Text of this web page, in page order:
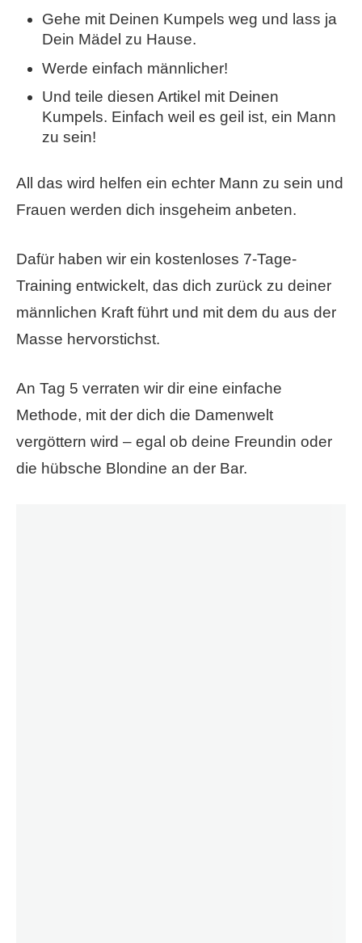
Gehe mit Deinen Kumpels weg und lass ja
Dein Mädel zu Hause.
Werde einfach männlicher!
Und teile diesen Artikel mit Deinen
Kumpels. Einfach weil es geil ist, ein Mann
zu sein!
All das wird helfen ein echter Mann zu sein und
Frauen werden dich insgeheim anbeten.
Dafür haben wir ein kostenloses 7-Tage-
Training entwickelt, das dich zurück zu deiner
männlichen Kraft führt und mit dem du aus der
Masse hervorstichst.
An Tag 5 verraten wir dir eine einfache
Methode, mit der dich die Damenwelt
vergöttern wird – egal ob deine Freundin oder
die hübsche Blondine an der Bar.